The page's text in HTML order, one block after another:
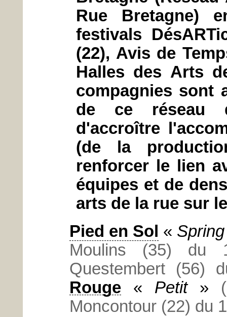
Rue Bretagne)
festivals
(22), Avis de
Halles des Arts
compagnies sont
de ce réseau
d'accroître
(de la
renforcer le lien
équipes et de
arts de la rue sur
Pied en Sol « Spring
Moulins (35)
Questembert (56)
Rouge« Petit»
Moncontour (22) du